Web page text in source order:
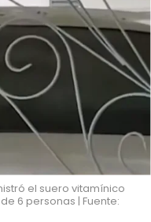
el suero vitamínico
6 personas | Fuente: